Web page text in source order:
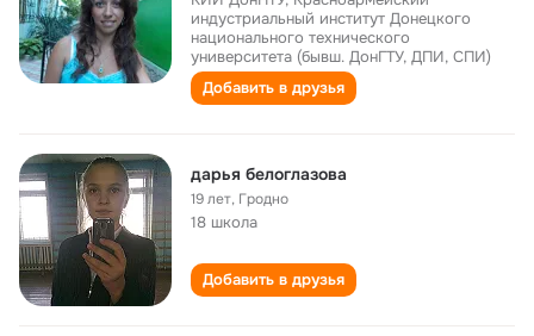
индустриальный институт Донецкого
национального технического
университета (бывш. ДонГТУ, ДПИ, СПИ)
Добавить в друзья
дарья белоглазова
19 лет, Гродно
18 школа
Добавить в друзья